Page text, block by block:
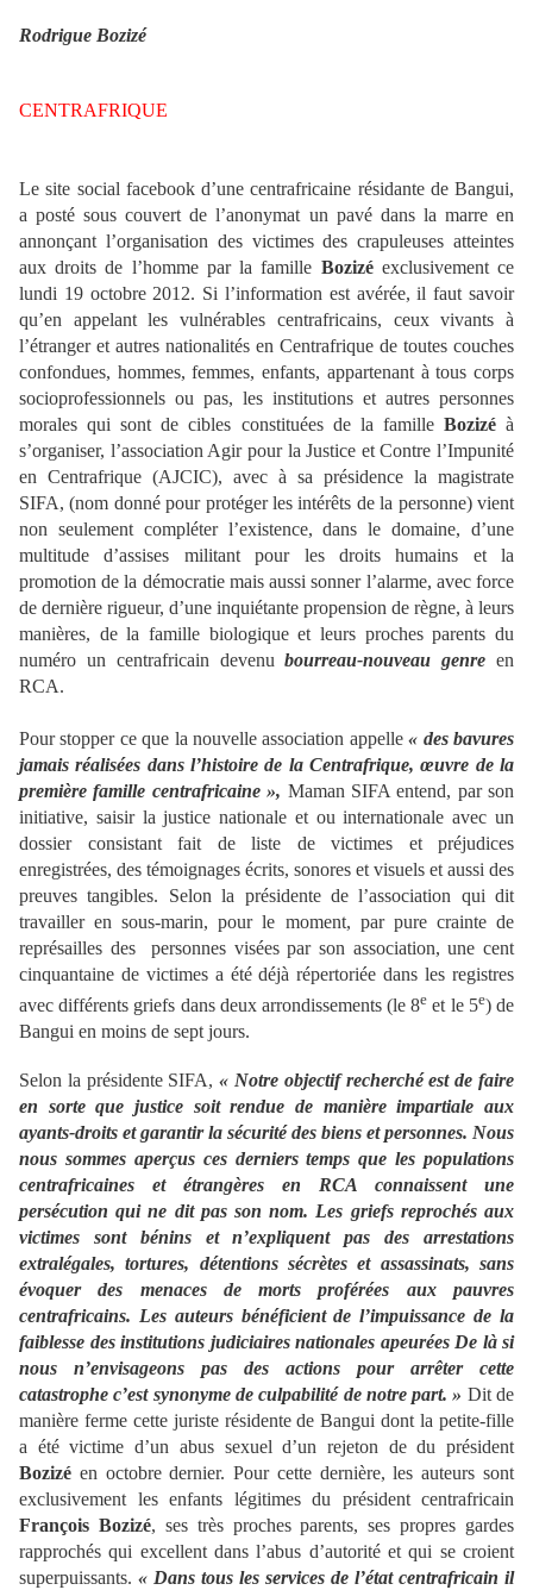
Rodrigue Bozizé
CENTRAFRIQUE
Le site social facebook d’une centrafricaine résidante de Bangui,
a posté sous couvert de l’anonymat un pavé dans la marre en
annonçant l’organisation des victimes des crapuleuses atteintes
aux droits de l’homme par la famille Bozizéexclusivement ce
lundi 19 octobre 2012. Si l’information est avérée, il faut savoir
qu’en appelant les vulnérables centrafricains, ceux vivants à
l’étranger et autres nationalités en Centrafrique de toutes couches
confondues, hommes, femmes, enfants, appartenant à tous corps
socioprofessionnels ou pas, les institutions et autres personnes
morales qui sont de cibles constituées de la famille Bozizéà
s’organiser, l’association Agir pour la Justice et Contre l’Impunité
en Centrafrique (AJCIC), avec à sa présidence la magistrate
SIFA, (nom donné pour protéger les intérêts de la personne) vient
non seulement compléter l’existence, dans le domaine, d’une
multitude d’assises militant pour les droits humains et la
promotion de la démocratie mais aussi sonner l’alarme, avec force
de dernière rigueur, d’une inquiétante propension de règne, à leurs
manières, de la famille biologique et leurs proches parents du
numéro un centrafricain devenubourreau-nouveau genre en
RCA.
Pour stopper ce que la nouvelle association appelle« des bavures
jamais réalisées dans l’histoire de la Centrafrique, œuvre de la
première famille centrafricaine », Maman SIFA entend, par son
initiative, saisir la justice nationale et ou internationale avec un
dossier consistant fait de liste de victimes et préjudices
enregistrées, des témoignages écrits, sonores et visuels et aussi des
preuves tangibles. Selon la présidente de l’association qui dit
travailler en sous-marin, pour le moment, par pure crainte de
représailles des
personnes visées par son association, une cent
cinquantaine de victimes a été déjà répertoriée dans les registres
avec différents griefs dans deux arrondissements (le 8e et le 5e) de
Bangui en moins de sept jours.
Selon la présidente SIFA,« Notre objectif recherché est de faire
en sorte que justice soit rendue de manière impartiale aux
ayants-droits et garantir la sécurité des biens et personnes. Nous
nous sommes aperçus ces derniers temps que les populations
centrafricaines et étrangères en RCA connaissent une
persécution qui ne dit pas son nom. Les griefs reprochés aux
victimes sont bénins et n’expliquent pas des arrestations
extralégales, tortures, détentions sécrètes et assassinats, sans
évoquer des menaces de morts proférées aux pauvres
centrafricains. Les auteurs bénéficient de l’impuissance de la
faiblesse des institutions judiciaires nationales apeurées De là si
nous n’envisageons pas des actions pour arrêter cette
catastrophe c’est synonyme de culpabilité de notre part. » Dit de
manière ferme cette juriste résidente de Bangui dont la petite-fille
a été victime d’un abus sexuel d’un rejeton de du président
Bozizé en octobre dernier. Pour cette dernière, les auteurs sont
exclusivement les enfants légitimes du président centrafricain
François Bozizé, ses très proches parents, ses propres gardes
rapprochés qui excellent dans l’abus d’autorité et qui se croient
superpuissants. « Dans tous les services de l’état centrafricain il